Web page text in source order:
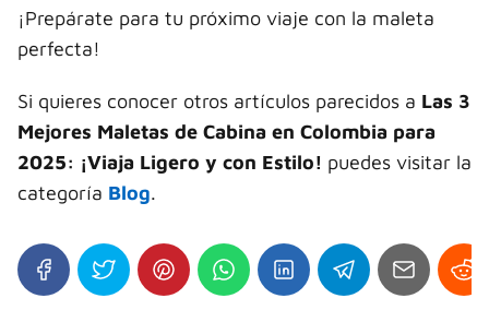
¡Prepárate para tu próximo viaje con la maleta
perfecta!
Si quieres conocer otros artículos parecidos a Las 3
Mejores Maletas de Cabina en Colombia para
2025: ¡Viaja Ligero y con Estilo! puedes visitar la
categoría Blog.